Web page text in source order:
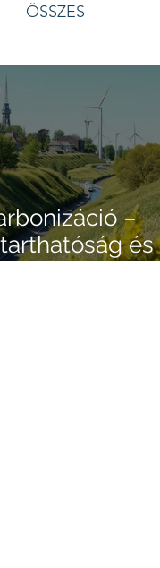
ÖSSZES
–
és